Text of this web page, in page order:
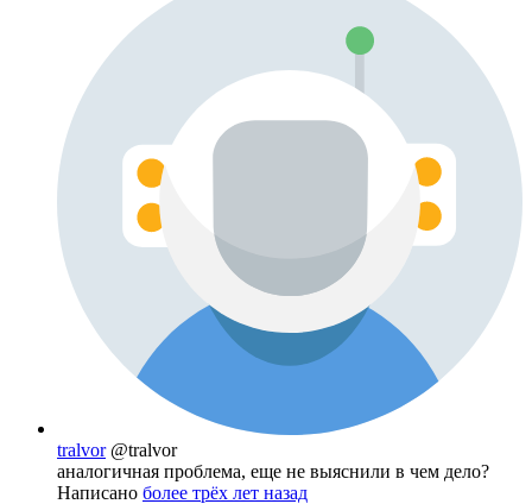
tralvor @tralvor
аналогичная проблема, еще не выяснили в чем дело?
Написано более трёх лет назад